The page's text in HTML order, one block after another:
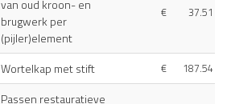
van oud kroon- en
brugwerk per
(pijler)element
€ 37.51
Wortelkap met stift € 187.54
Passen restauratieve